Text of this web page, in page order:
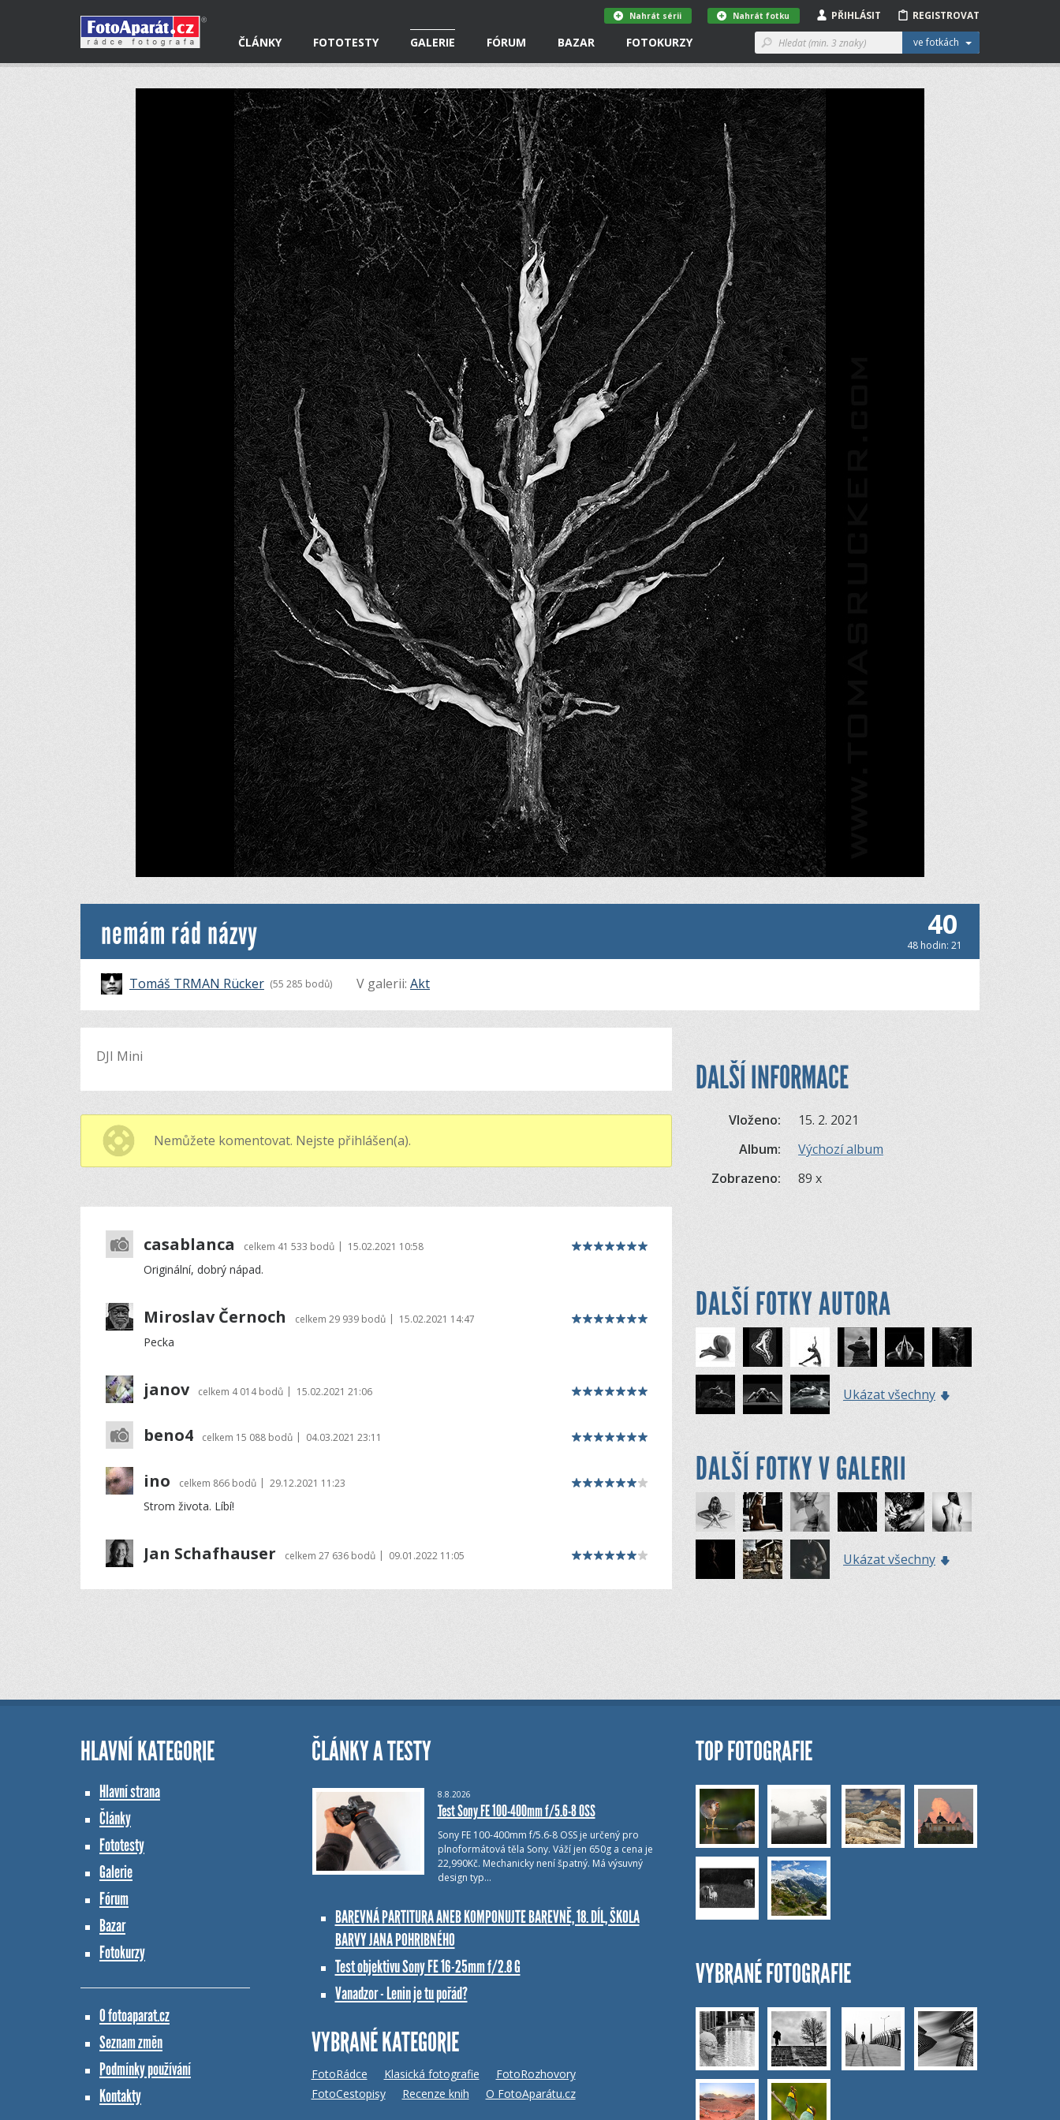
ČLÁNKY FOTOTESTY GALERIE FÓRUM BAZAR FOTOKURZY ve fotkách
REGISTROVAT
PŘIHLÁSIT
Nahrát fotku
Nahrát sérii
nemám rád názvy 40
48 hodin: 21
Tomáš TRMAN Rücker (55 285 bodů) V galerii: Akt
DJI Mini
Nemůžete komentovat. Nejste přihlášen(a).
casablanca celkem 41 533 bodů | 15.02.2021 10:58
Originální, dobrý nápad.
Miroslav Černoch celkem 29 939 bodů | 15.02.2021 14:47
Pecka
janov celkem 4 014 bodů | 15.02.2021 21:06
beno4 celkem 15 088 bodů | 04.03.2021 23:11
ino celkem 866 bodů | 29.12.2021 11:23
Strom života. Líbí!
Jan Schafhauser celkem 27 636 bodů | 09.01.2022 11:05
DALŠÍ INFORMACE
Vloženo:
15. 2. 2021
Album:
Výchozí album
Zobrazeno:
89 x
DALŠÍ FOTKY AUTORA
Ukázat všechny
DALŠÍ FOTKY V GALERII
Ukázat všechny
HLAVNÍ KATEGORIE
Hlavní strana
Články
Fototesty
Galerie
Fórum
Bazar
Fotokurzy
O fotoaparat.cz
Seznam změn
Podmínky používání
Kontakty
ČLÁNKY A TESTY
8.8.2026
Test Sony FE 100-400mm f/5.6-8 OSS
Sony FE 100-400mm f/5.6-8 OSS je určený pro
plnoformátová těla Sony. Váží jen 650g a cena je
22,990Kč. Mechanicky není špatný. Má výsuvný
design typ…
BAREVNÁ PARTITURA ANEB KOMPONUJTE BAREVNĚ, 18. DÍL, ŠKOLA
BARVY JANA POHRIBNÉHO
Test objektivu Sony FE 16-25mm f/2.8 G
Vanadzor - Lenin je tu pořád?
VYBRANÉ KATEGORIE
FotoRádce Klasická fotografie
FotoRozhovory
FotoCestopisy
Recenze knih O FotoAparátu.cz
TOP FOTOGRAFIE
VYBRANÉ FOTOGRAFIE